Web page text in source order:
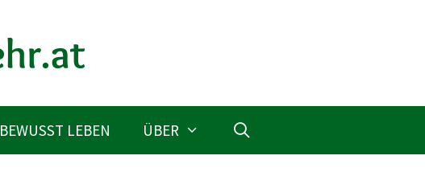
BEWUSST LEBEN ÜBER